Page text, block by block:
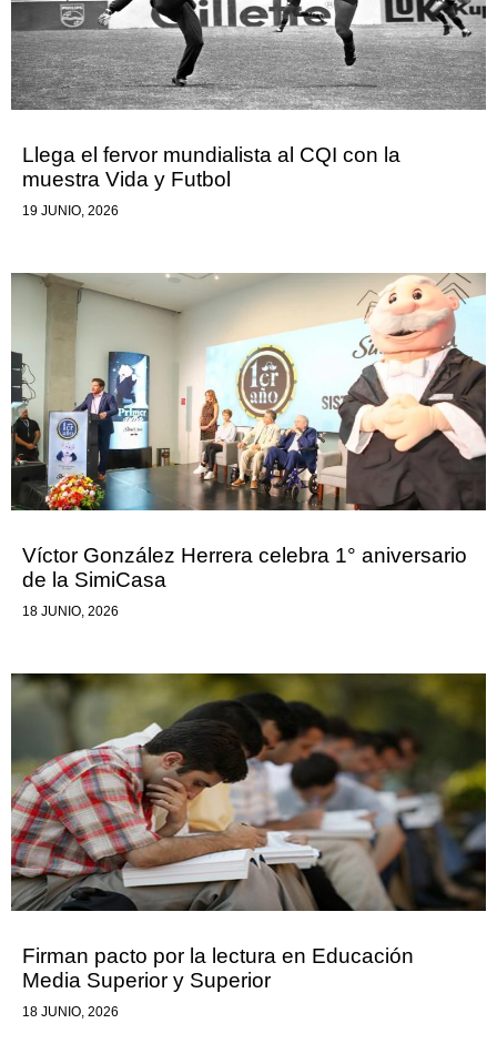
Llega el fervor mundialista al CQI con la
muestra Vida y Futbol
19 JUNIO, 2026
Víctor González Herrera celebra 1° aniversario
de la SimiCasa
18 JUNIO, 2026
Firman pacto por la lectura en Educación
Media Superior y Superior
18 JUNIO, 2026